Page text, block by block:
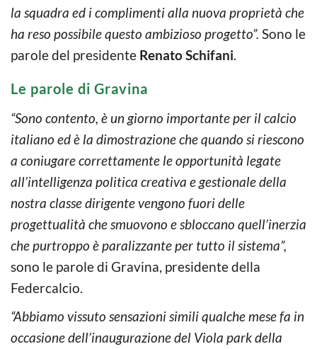
la squadra ed i complimenti alla nuova proprietà che
ha reso possibile questo ambizioso progetto”. Sono le
parole del presidente Renato Schifani.
Le parole di Gravina
“Sono contento, è un giorno importante per il calcio
italiano ed è la dimostrazione che quando si riescono
a coniugare correttamente le opportunità legate
all’intelligenza politica creativa e gestionale della
nostra classe dirigente vengono fuori delle
progettualità che smuovono e sbloccano quell’inerzia
che purtroppo è paralizzante per tutto il sistema”,
sono le parole di Gravina, presidente della
Federcalcio.
“Abbiamo vissuto sensazioni simili qualche mese fa in
occasione dell’inaugurazione del Viola park della